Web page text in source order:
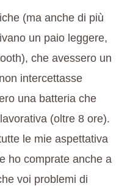
(ma anche di più
un paio leggere,
che avessero un
intercettasse
una batteria che
(oltre 8 ore).
le mie aspettativa
ho comprate anche a
voi problemi di